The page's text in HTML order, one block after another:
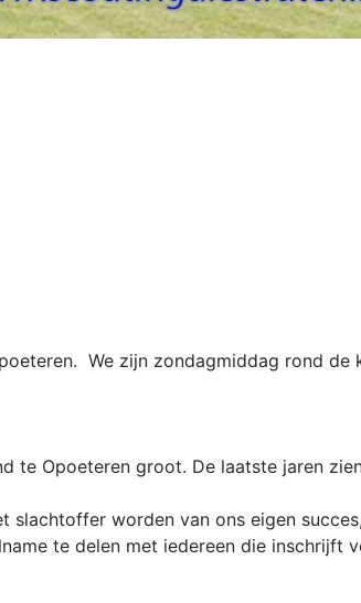
We zijn zondagmiddag rond
Opoeteren groot. De laatste jaren
worden van ons eigen
te delen met iedereen die inschrijft